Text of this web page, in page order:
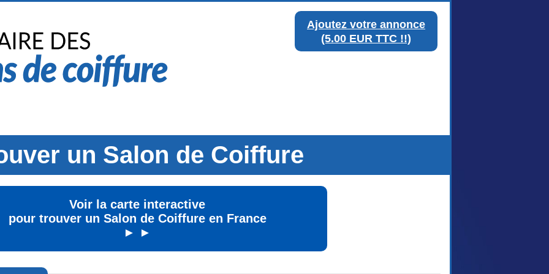
Ajoutez votre annonce
(5.00 EUR TTC !!)
un Salon de Coiffure
Voir la carte interactive
pour trouver un Salon de Coiffure en France
► ►